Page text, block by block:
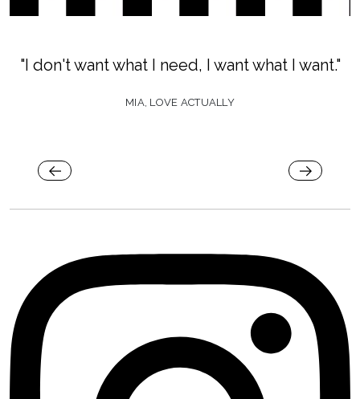
"I don't want what I need, I want what I want."
MIA, LOVE ACTUALLY